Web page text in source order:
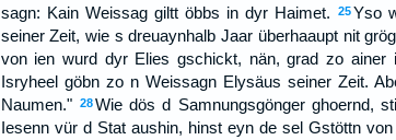
sagn: Kain Weissag giltt öbbs in dyr Haimet.
25Yso
seiner Zeit, wie s dreuaynhalb Jaar überhaaupt nit
von ien wurd dyr Elies gschickt, nän, grad zo ainer
Isryheel göbn zo n Weissagn Elysäus seiner Zeit.
Naumen."
28Wie dös d Samnungsgönger ghoernd,
Iesenn vür d Stat aushin, hinst eyn de sel Gstöttn